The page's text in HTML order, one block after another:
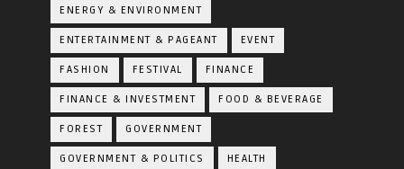
ENERGY & ENVIRONMENT
ENTERTAINMENT & PAGEANT EVENT
FASHION FESTIVAL FINANCE
FINANCE & INVESTMENT FOOD & BEVERAGE
FOREST GOVERNMENT
GOVERNMENT & POLITICS HEALTH